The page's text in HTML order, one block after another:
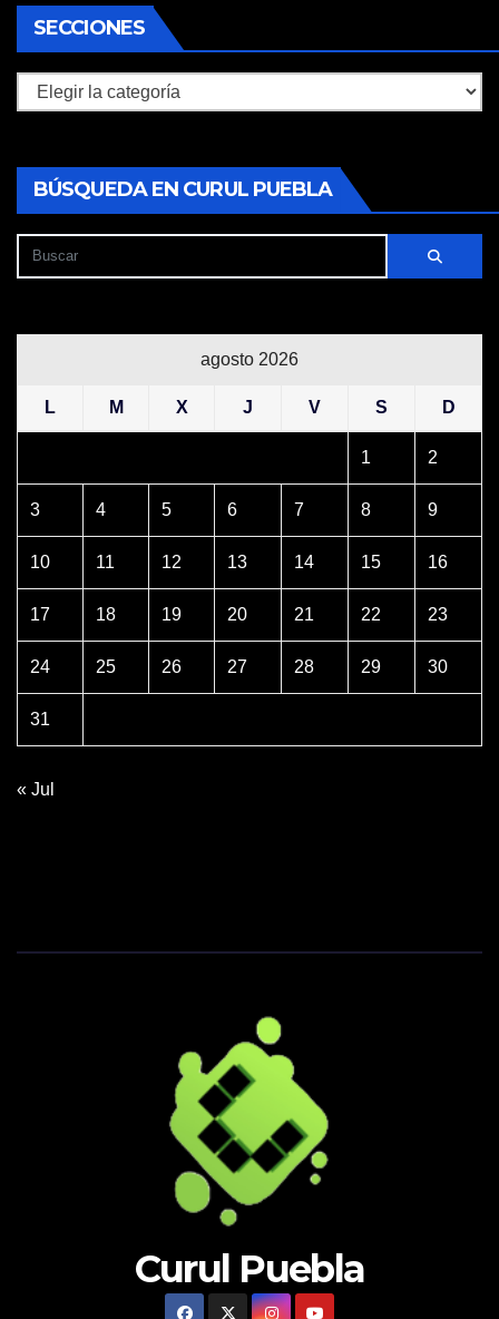
SECCIONES
Secciones
BÚSQUEDA EN CURUL PUEBLA
agosto 2026
L M X J V S D
1 2
3 4 5 6 7 8 9
10 11 12 13 14 15 16
17 18 19 20 21 22 23
24 25 26 27 28 29 30
31
« Jul
Curul Puebla